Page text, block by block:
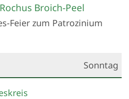
Broich-Peel
Feier zum Patrozinium
Sonntag